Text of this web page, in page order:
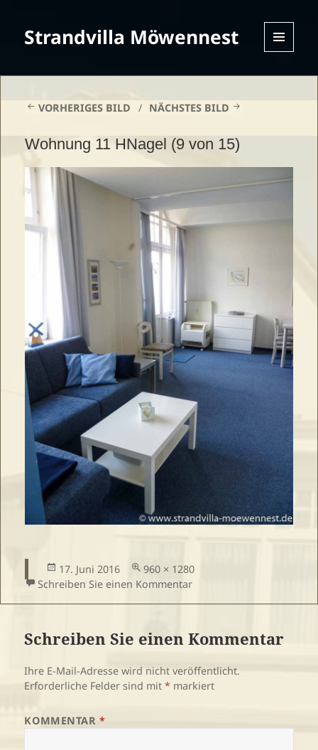
Strandvilla Möwennest
VORHERIGES BILD
NÄCHSTES BILD
Wohnung 11 HNagel (9 von 15)
Veröffentlicht
am
17. Juni 2016
Volle
Größe
960 × 1280
Schreiben Sie einen Kommentarzu Wohnung 11 HNagel
Schreiben Sie einen Kommentar
Ihre E-Mail-Adresse wird nicht veröffentlicht.
Erforderliche Felder sind mit* markiert
KOMMENTAR*